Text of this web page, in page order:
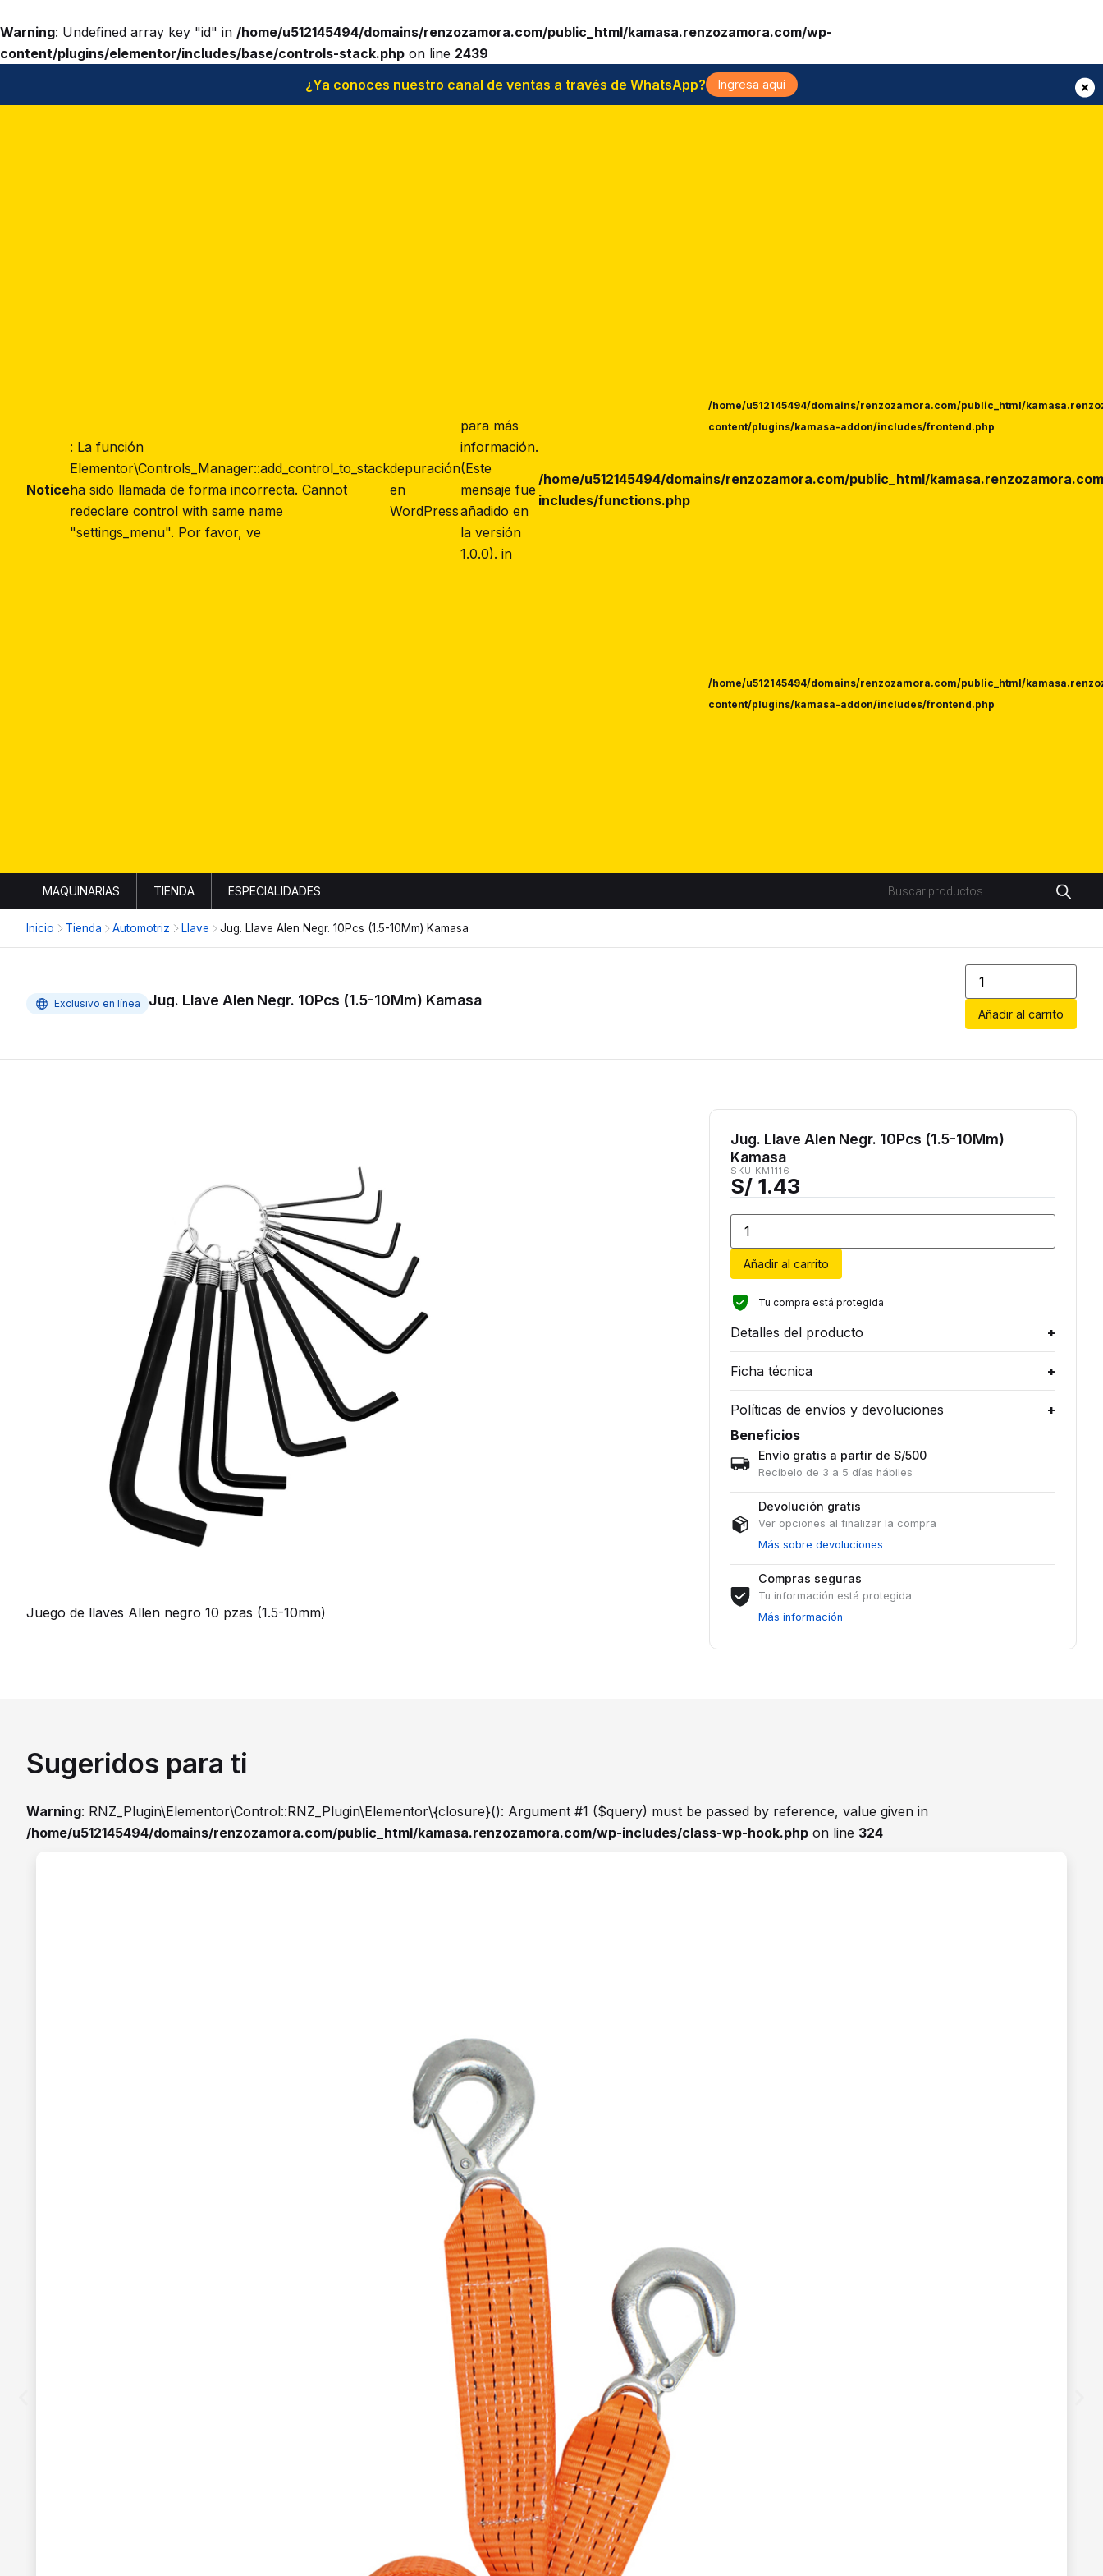
Warning: Undefined array key "id" in /home/u512145494/domains/renzozamora.com/public_html/kamasa.renzozamora.com/wp-
content/plugins/elementor/includes/base/controls-stack.php on line 2439
¿Ya conoces nuestro canal de ventas a través de WhatsApp?
Ingresa aquí
Notice
: La función
Elementor\Controls_Manager::add_control_to_stack
ha sido llamada de forma incorrecta. Cannot
redeclare control with same name
"settings_menu". Por favor, ve
depuración
en
WordPress
para más
información.
(Este
mensaje fue
añadido en
la versión
1.0.0). in
/home/u512145494/domains/renzozamora.com/public_html/
includes/functions.php
/home/u512145494/domains/renzozamora.com/public_html/
content/plugins/kamasa-addon/includes/frontend.php
/home/u512145494/domains/renzozamora.com/public_html/
content/plugins/kamasa-addon/includes/frontend.php
MAQUINARIAS TIENDA ESPECIALIDADES
Inicio Tienda Automotriz Llave Jug. Llave Alen Negr. 10Pcs (1.5-10Mm) Kamasa
Exclusivo en línea Jug. Llave Alen Negr. 10Pcs (1.5-10Mm) Kamasa
Añadir al carrito
Juego de llaves Allen negro 10 pzas (1.5-10mm)
Jug. Llave Alen Negr. 10Pcs (1.5-10Mm)
Kamasa
SKU KM1116
S/ 1.43
Añadir al carrito
Tu compra está protegida
Detalles del producto
Ficha técnica
Políticas de envíos y devoluciones
Beneficios
Envío gratis a partir de S/500
Recíbelo de 3 a 5 días hábiles
Devolución gratis
Ver opciones al finalizar la compra
Más sobre devoluciones
Compras seguras
Tu información está protegida
Más información
Sugeridos para ti
Warning: RNZ_Plugin\Elementor\Control::RNZ_Plugin\Elementor\{closure}(): Argument #1 ($query) must be passed by reference, value given in
/home/u512145494/domains/renzozamora.com/public_html/kamasa.renzozamora.com/wp-includes/class-wp-hook.php on line 324